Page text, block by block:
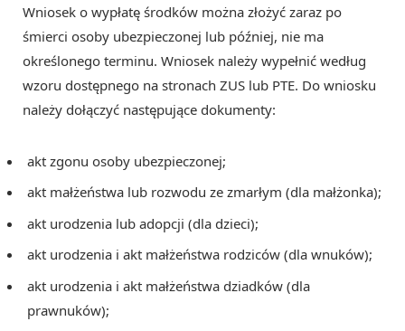
Wniosek o wypłatę środków można złożyć zaraz po
śmierci osoby ubezpieczonej lub później, nie ma
określonego terminu. Wniosek należy wypełnić według
wzoru dostępnego na stronach ZUS lub PTE. Do wniosku
należy dołączyć następujące dokumenty:
akt zgonu osoby ubezpieczonej;
akt małżeństwa lub rozwodu ze zmarłym (dla małżonka);
akt urodzenia lub adopcji (dla dzieci);
akt urodzenia i akt małżeństwa rodziców (dla wnuków);
akt urodzenia i akt małżeństwa dziadków (dla
prawnuków);